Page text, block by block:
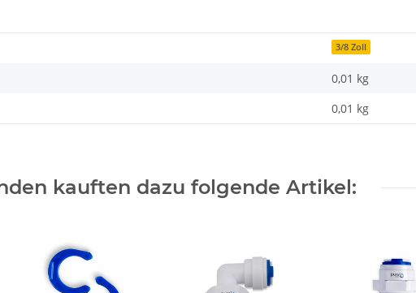
3/8 Zoll
0,01 kg
0,01 kg
kauften dazu folgende Artikel: